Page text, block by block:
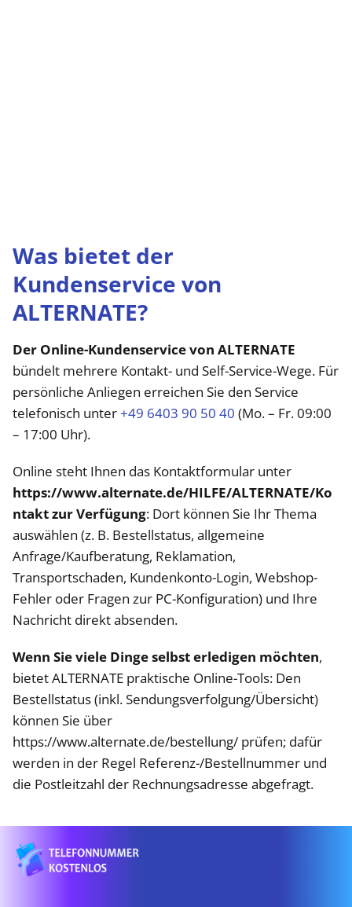
Was bietet der
Kundenservice von
ALTERNATE?
Der Online-Kundenservice von ALTERNATE
bündelt mehrere Kontakt- und Self-Service-Wege. Für
persönliche Anliegen erreichen Sie den Service
telefonisch unter+49 6403 90 50 40 (Mo. – Fr. 09:00
– 17:00 Uhr).
Online steht Ihnen das Kontaktformular unter
https://www.alternate.de/HILFE/ALTERNATE/Ko
ntakt zur Verfügung: Dort können Sie Ihr Thema
auswählen (z. B. Bestellstatus, allgemeine
Anfrage/Kaufberatung, Reklamation,
Transportschaden, Kundenkonto-Login, Webshop-
Fehler oder Fragen zur PC-Konfiguration) und Ihre
Nachricht direkt absenden.
Wenn Sie viele Dinge selbst erledigen möchten,
bietet ALTERNATE praktische Online-Tools: Den
Bestellstatus (inkl. Sendungsverfolgung/Übersicht)
können Sie über
https://www.alternate.de/bestellung/ prüfen; dafür
werden in der Regel Referenz-/Bestellnummer und
die Postleitzahl der Rechnungsadresse abgefragt.